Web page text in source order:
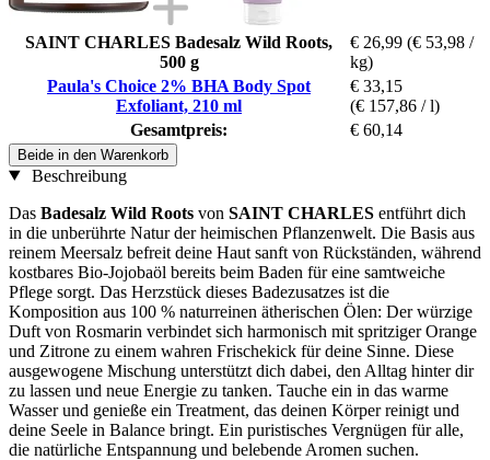
SAINT CHARLES Badesalz Wild Roots,
500 g
€ 26,99 (€ 53,98 /
kg)
Paula's Choice 2% BHA Body Spot
Exfoliant, 210 ml
€ 33,15
(€ 157,86 / l)
Gesamtpreis:
€ 60,14
Beide in den Warenkorb
Beschreibung
Das Badesalz Wild Roots von SAINT CHARLES entführt dich
in die unberührte Natur der heimischen Pflanzenwelt. Die Basis aus
reinem Meersalz befreit deine Haut sanft von Rückständen, während
kostbares Bio-Jojobaöl bereits beim Baden für eine samtweiche
Pflege sorgt. Das Herzstück dieses Badezusatzes ist die
Komposition aus 100 % naturreinen ätherischen Ölen: Der würzige
Duft von Rosmarin verbindet sich harmonisch mit spritziger Orange
und Zitrone zu einem wahren Frischekick für deine Sinne. Diese
ausgewogene Mischung unterstützt dich dabei, den Alltag hinter dir
zu lassen und neue Energie zu tanken. Tauche ein in das warme
Wasser und genieße ein Treatment, das deinen Körper reinigt und
deine Seele in Balance bringt. Ein puristisches Vergnügen für alle,
die natürliche Entspannung und belebende Aromen suchen.